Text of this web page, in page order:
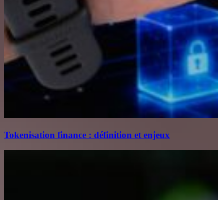
Tokenisation finance : définition et enjeux